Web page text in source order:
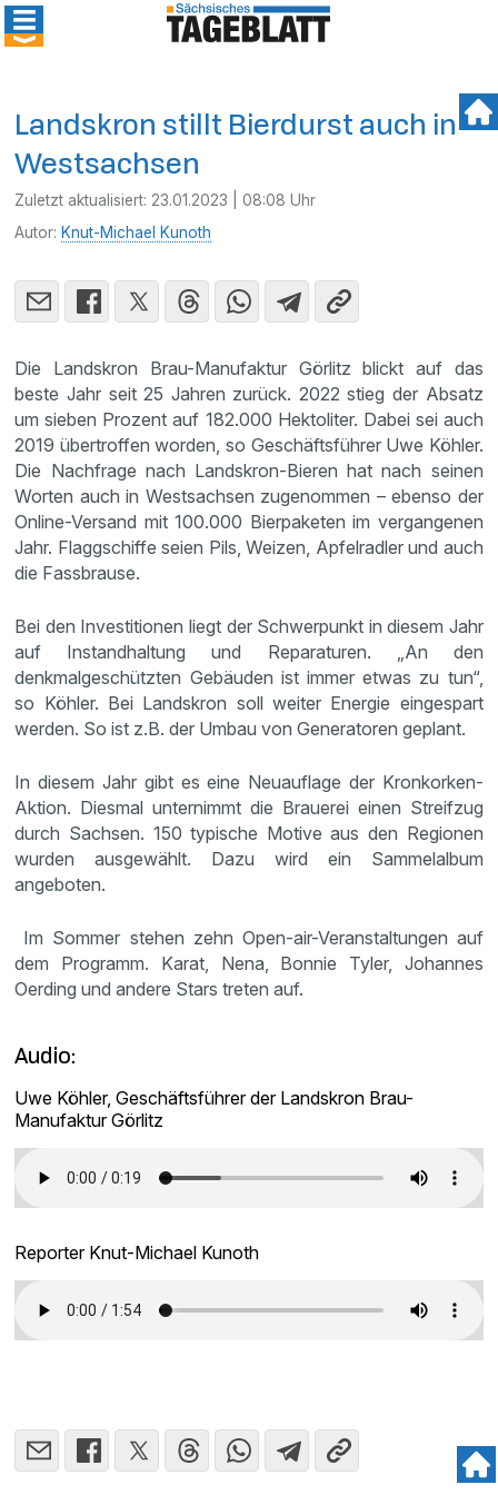
Landskron stillt Bierdurst auch in
Westsachsen
Zuletzt aktualisiert: 23.01.2023 | 08:08 Uhr
Autor: Knut-Michael Kunoth
Die Landskron Brau-Manufaktur Görlitz blickt auf das
beste Jahr seit 25 Jahren zurück. 2022 stieg der Absatz
um sieben Prozent auf 182.000 Hektoliter. Dabei sei auch
2019 übertroffen worden, so Geschäftsführer Uwe Köhler.
Die Nachfrage nach Landskron-Bieren hat nach seinen
Worten auch in Westsachsen zugenommen – ebenso der
Online-Versand mit 100.000 Bierpaketen im vergangenen
Jahr. Flaggschiffe seien Pils, Weizen, Apfelradler und auch
die Fassbrause.
Bei den Investitionen liegt der Schwerpunkt in diesem Jahr
auf Instandhaltung und Reparaturen. „An den
denkmalgeschützten Gebäuden ist immer etwas zu tun“,
so Köhler. Bei Landskron soll weiter Energie eingespart
werden. So ist z.B. der Umbau von Generatoren geplant.
In diesem Jahr gibt es eine Neuauflage der Kronkorken-
Aktion. Diesmal unternimmt die Brauerei einen Streifzug
durch Sachsen. 150 typische Motive aus den Regionen
wurden ausgewählt. Dazu wird ein Sammelalbum
angeboten.
Im Sommer stehen zehn Open-air-Veranstaltungen auf
dem Programm. Karat, Nena, Bonnie Tyler, Johannes
Oerding und andere Stars treten auf.
Audio:
Uwe Köhler, Geschäftsführer der Landskron Brau-
Manufaktur Görlitz
Reporter Knut-Michael Kunoth